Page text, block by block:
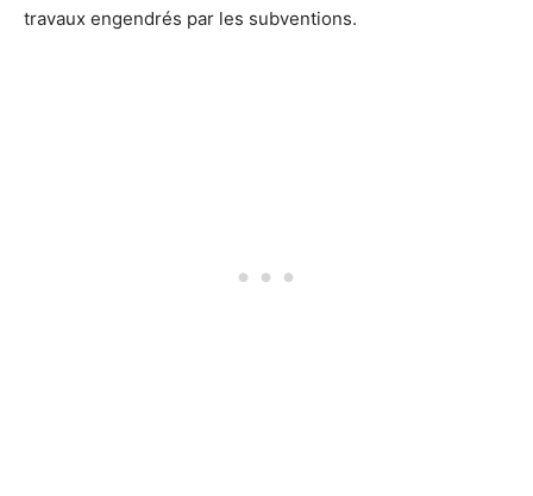
travaux engendrés par les subventions.